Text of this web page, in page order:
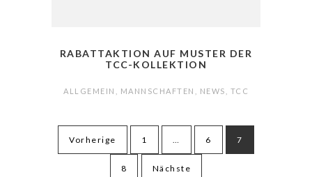
RABATTAKTION AUF MUSTER DER
TCC-KOLLEKTION
ALLGEMEIN MANNSCHAFTEN NEWS TCC
Seitennummerierung
der
Beiträge
Vorherige 1 … 6 7
8 Nächste